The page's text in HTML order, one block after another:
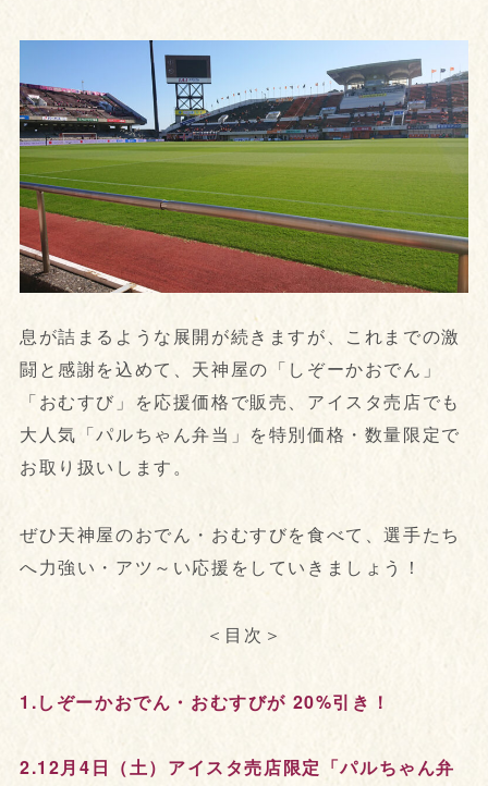
息が詰まるような展開が続きますが、これまでの激
闘と感謝を込めて、天神屋の「しぞーかおでん」
「おむすび」を応援価格で販売、アイスタ売店でも
大人気「パルちゃん弁当」を特別価格・数量限定で
お取り扱いします。
ぜひ天神屋のおでん・おむすびを食べて、選手たち
へ力強い・アツ～い応援をしていきましょう！
＜目次＞
1.しぞーかおでん・おむすびが 20%引き！
2.12月4日（土）アイスタ売店限定「パルちゃん弁